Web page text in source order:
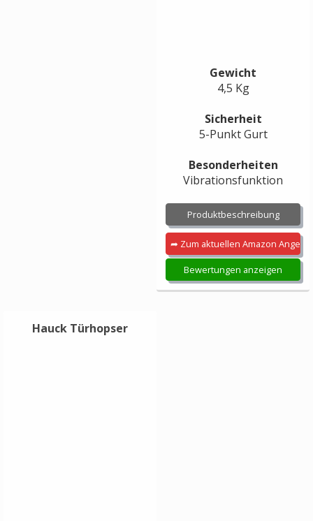
Gewicht
4,5 Kg
Sicherheit
5-Punkt Gurt
Besonderheiten
Vibrationsfunktion
Produktbeschreibung
➦ Zum aktuellen Amazon
Bewertungen anzeigen
Hauck Türhopser